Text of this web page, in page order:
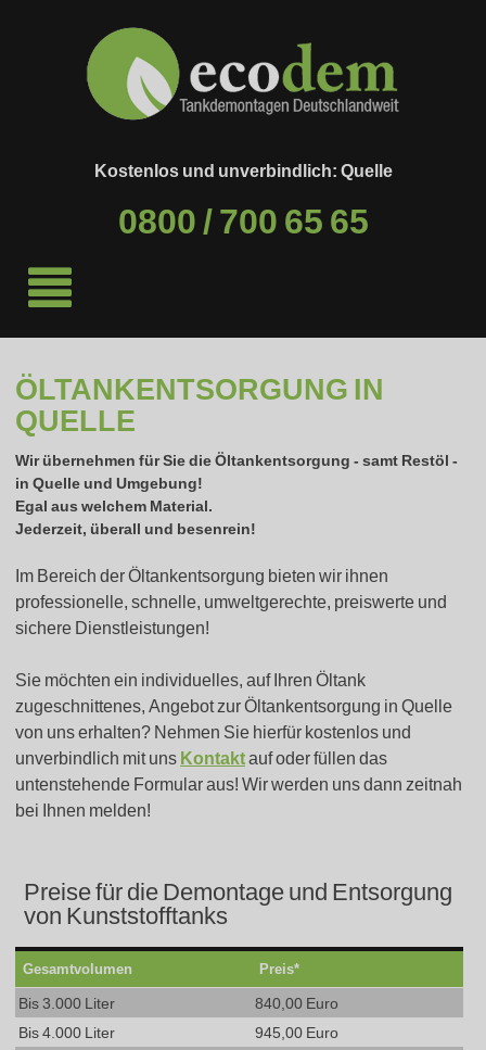
Kostenlos und unverbindlich: Quelle
0800 / 700 65 65
ÖLTANKENTSORGUNG IN
QUELLE
Wir übernehmen für Sie die Öltankentsorgung - samt Restöl -
in Quelle und Umgebung!
Egal aus welchem Material.
Jederzeit, überall und besenrein!
Im Bereich der Öltankentsorgung bieten wir ihnen
professionelle, schnelle, umweltgerechte, preiswerte und
sichere Dienstleistungen!
Sie möchten ein individuelles, auf Ihren Öltank
zugeschnittenes, Angebot zur Öltankentsorgung in Quelle
von uns erhalten? Nehmen Sie hierfür kostenlos und
unverbindlich mit uns Kontaktauf oder füllen das
untenstehende Formular aus! Wir werden uns dann zeitnah
bei Ihnen melden!
Preise für die Demontage und Entsorgung
von Kunststofftanks
Gesamtvolumen Preis*
Bis 3.000 Liter
840,00 Euro
Bis 4.000 Liter
945,00 Euro